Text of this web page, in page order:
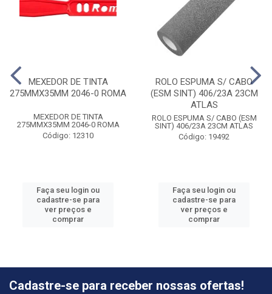
MEXEDOR DE TINTA
275MMX35MM 2046-0 ROMA
MEXEDOR DE TINTA
275MMX35MM 2046-0 ROMA
Código: 12310
Faça seu login ou
cadastre-se para
ver preços e
comprar
ROLO ESPUMA S/ CABO
(ESM SINT) 406/23A 23CM
ATLAS
ROLO ESPUMA S/ CABO (ESM
SINT) 406/23A 23CM ATLAS
Código: 19492
Faça seu login ou
cadastre-se para
ver preços e
comprar
Cadastre-se para receber nossas ofertas!